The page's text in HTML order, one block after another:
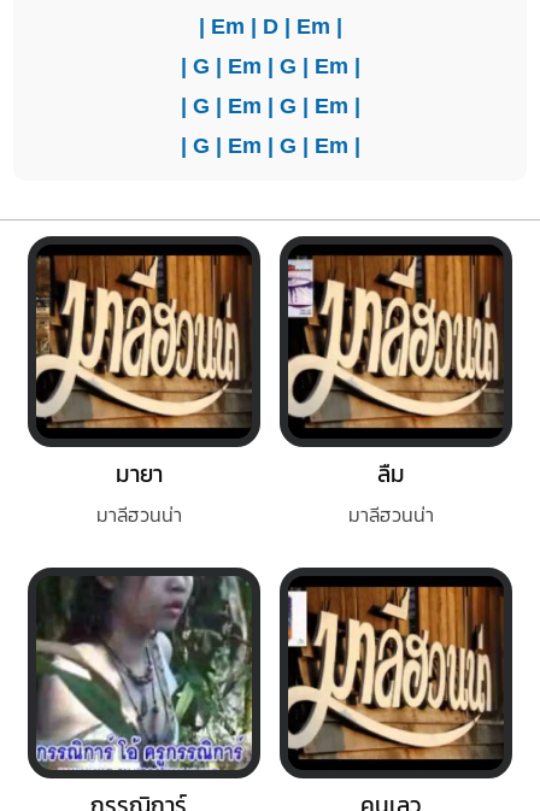
| Em | D| Em |
| G | Em | G | Em |
| G | Em | G | Em |
| G | Em | G | Em |
มายา
มาลีฮวนน่า
ลืม
มาลีฮวนน่า